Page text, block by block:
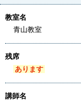
教室名
青山教室
残席
あります
講師名